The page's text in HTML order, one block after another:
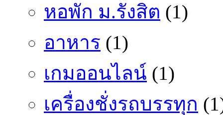
หอพัก ม.รังสิต (1)
อาหาร (1)
เกมออนไลน์ (1)
เครื่องชั่งรถบรรทุก